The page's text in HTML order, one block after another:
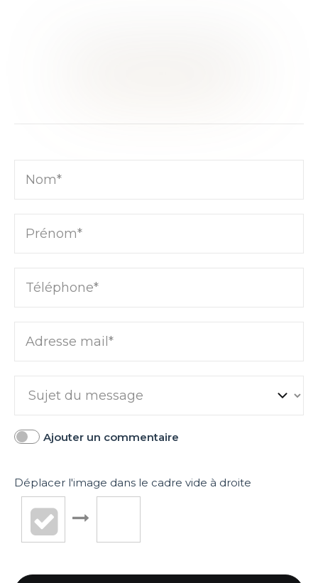
Nom*
Prénom*
Téléphone*
Adresse mail*
Ajouter un commentaire
Déplacer l'image dans le cadre vide à droite